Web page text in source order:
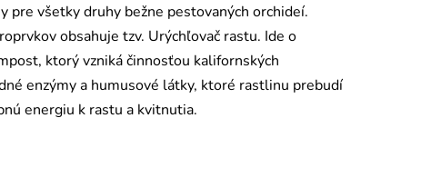
pre všetky druhy bežne pestovaných orchideí.
obsahuje tzv. Urýchľovač rastu. Ide o
ktorý vzniká činnosťou kalifornských
enzýmy a humusové látky, ktoré rastlinu prebudí
energiu k rastu a kvitnutia.